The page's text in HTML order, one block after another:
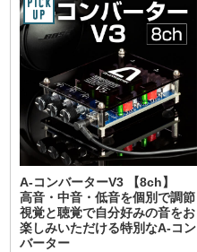
A-コンバーターV3 【8ch】
高音・中音・低音を個別で調節
視覚と聴覚で自分好みの音をお
楽しみいただける特別なA-コン
バーター